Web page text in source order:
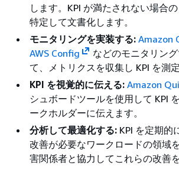
します。KPI が満たされない場合
特定して文書化します。
モニタリングを実装する: Amazon
AWS Config
などのモニタリン
て、メトリクスを収集し KPI を測定
KPI を視覚的に伝える: Amazon
シュボードツールを使用して KPI
ークホルダーに伝えます。
分析して最適化する: KPI を定期的
改善が必要なワークロードの領域
害関係者と協力してこれらの改善